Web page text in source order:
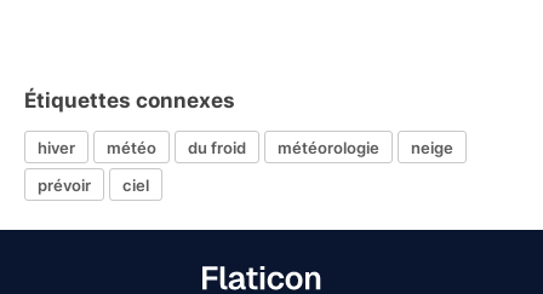
Étiquettes connexes
hiver météo du froid météorologie
neige
prévoir
ciel